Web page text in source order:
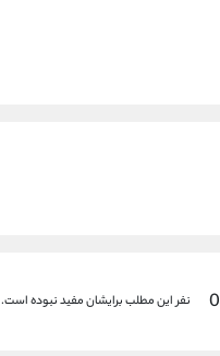
0 نفر این مطلب برایشان مفید نبوده است.